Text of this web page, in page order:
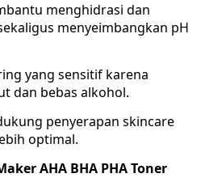
menghidrasi dan
menyeimbangkan pH
yang sensitif karena
dan bebas alkohol.
penyerapan skincare
optimal.
AHA BHA PHA Toner